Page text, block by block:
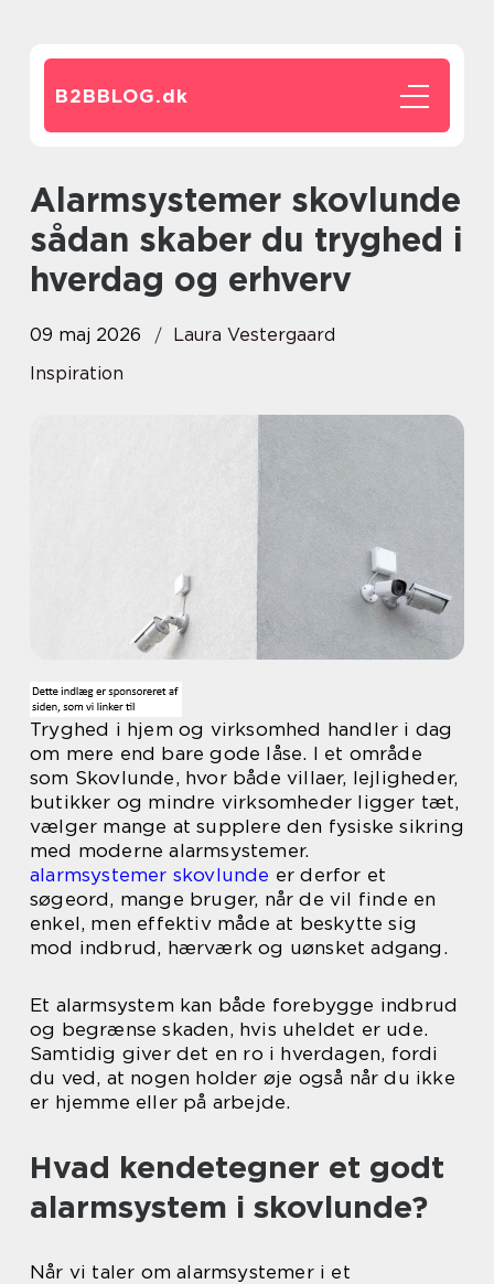
B2BBLOG.dk
Alarmsystemer skovlunde
sådan skaber du tryghed i
hverdag og erhverv
09 maj 2026
Laura Vestergaard
Inspiration
Tryghed i hjem og virksomhed handler i dag
om mere end bare gode låse. I et område
som Skovlunde, hvor både villaer, lejligheder,
butikker og mindre virksomheder ligger tæt,
vælger mange at supplere den fysiske sikring
med moderne alarmsystemer.
alarmsystemer skovlunde er derfor et
søgeord, mange bruger, når de vil finde en
enkel, men effektiv måde at beskytte sig
mod indbrud, hærværk og uønsket adgang.
Et alarmsystem kan både forebygge indbrud
og begrænse skaden, hvis uheldet er ude.
Samtidig giver det en ro i hverdagen, fordi
du ved, at nogen holder øje også når du ikke
er hjemme eller på arbejde.
Hvad kendetegner et godt
alarmsystem i skovlunde?
Når vi taler om alarmsystemer i et